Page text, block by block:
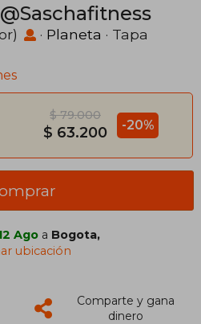
· Planeta · Tapa
$ 79.000
$ 63.200 -20%
Ago a Bogota,
ubicación
Comparte y gana
dinero